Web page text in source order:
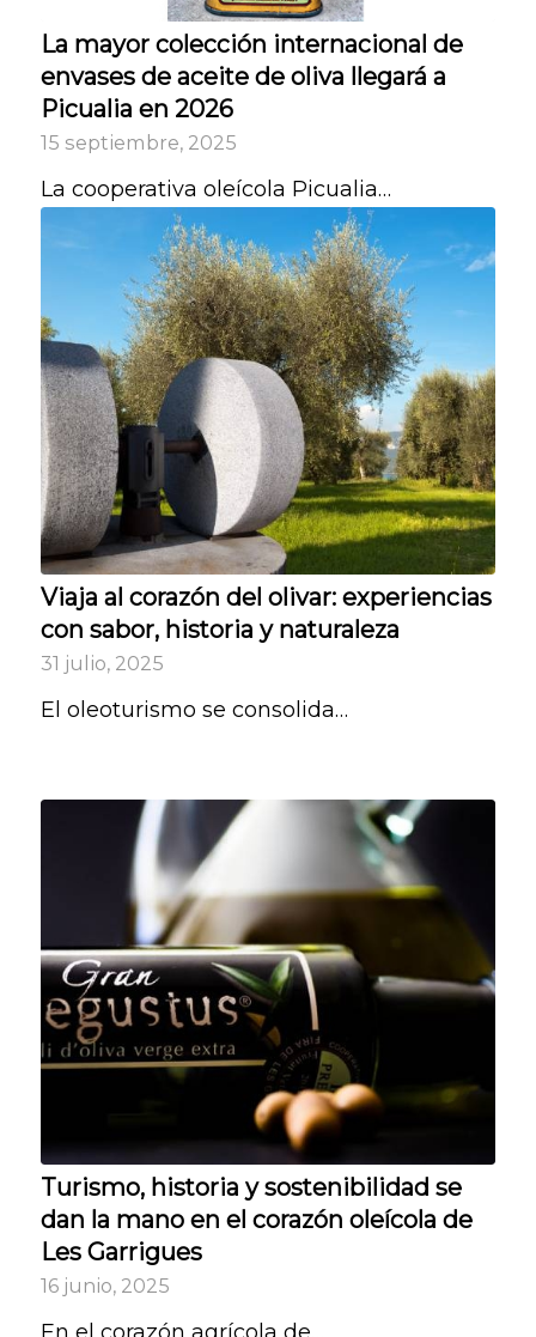
La mayor colección internacional de
envases de aceite de oliva llegará a
Picualia en 2026
15 septiembre, 2025
La cooperativa oleícola Picualia…
Viaja al corazón del olivar: experiencias
con sabor, historia y naturaleza
31 julio, 2025
El oleoturismo se consolida…
Turismo, historia y sostenibilidad se
dan la mano en el corazón oleícola de
Les Garrigues
16 junio, 2025